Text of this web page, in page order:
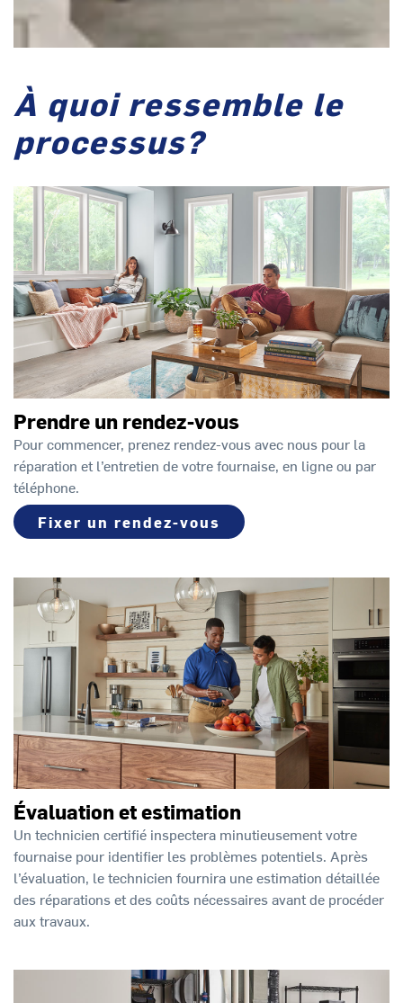
À quoi ressemble le
processus?
Prendre un rendez-vous
Pour commencer, prenez rendez-vous avec nous pour la
réparation et l’entretien de votre fournaise, en ligne ou par
téléphone.
Fixer un rendez-vous
Évaluation et estimation
Un technicien certifié inspectera minutieusement votre
fournaise pour identifier les problèmes potentiels. Après
l’évaluation, le technicien fournira une estimation détaillée
des réparations et des coûts nécessaires avant de procéder
aux travaux.